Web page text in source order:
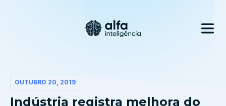
OUTUBRO 20, 2019
Indústria registra melhora do